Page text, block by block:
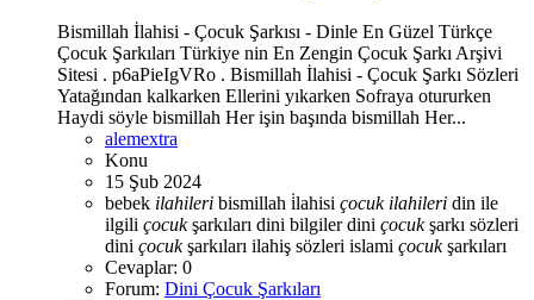
Bismillah İlahisi - Çocuk Şarkısı - Dinle En Güzel Türkçe
Çocuk Şarkıları Türkiye nin En Zengin Çocuk Şarkı Arşivi
Sitesi . p6aPieIgVRo . Bismillah İlahisi - Çocuk Şarkı Sözleri
Yatağından kalkarken Ellerini yıkarken Sofraya otururken
Haydi söyle bismillah Her işin başında bismillah Her...
alemextra
Konu
15 Şub 2024
bebek ilahileri bismillah i̇lahisi çocuk ilahileri din ile
ilgili çocukşarkıları dini bilgilerdini çocukşarkı sözleri
dini çocukşarkıları ilahiş sözleri islami çocukşarkıları
Cevaplar: 0
Forum: Dini Çocuk Şarkıları